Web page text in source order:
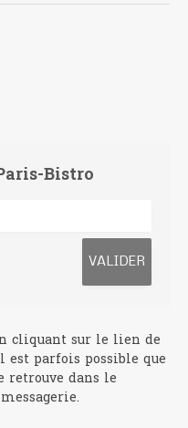
Bistro
cliquant sur le lien de
parfois possible que
retrouve dans le